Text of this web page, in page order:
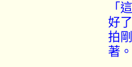
「
好
拍
著。